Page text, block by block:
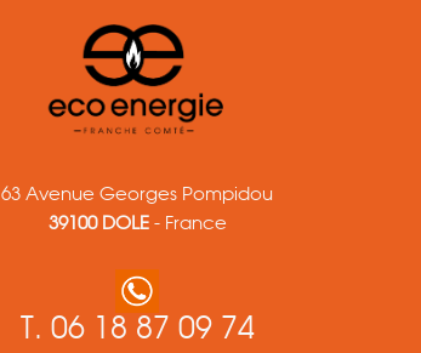
63 Avenue Georges Pompidou
39100 DOLE- France
T. 06 18 87 09 74